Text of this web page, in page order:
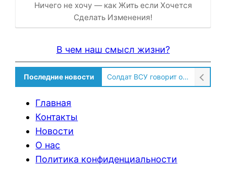
Ничего не хочу — как Жить если Хочется
Сделать Изменения!
В чем наш смысл жизни?
Последние новости Солдат ВСУ говорит о том, чтобы продавали топливо для ремонта техники в Угледаре
Главная
Контакты
Новости
О нас
Политика конфиденциальности